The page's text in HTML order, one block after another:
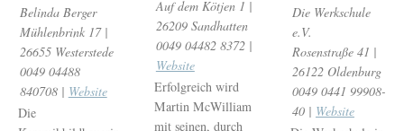
Belinda Berger
Mühlenbrink 17 |
26655 Westerstede
0049 04488
840708 | Website
Die
Auf dem Kötjen 1 |
26209 Sandhatten
0049 04482 8372 |
Website
Erfolgreich wird
Martin McWilliam
mit seinen, durch
Die Werkschule
e.V.
Rosenstraße 41 |
26122 Oldenburg
0049 0441 99908-
40 | Website